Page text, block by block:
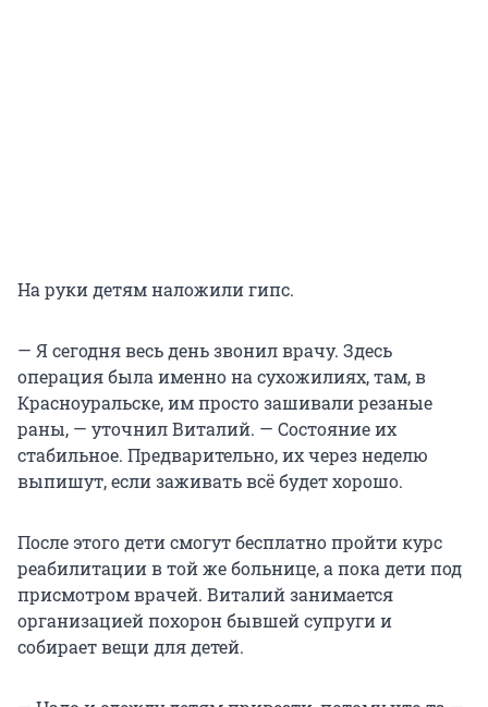
На руки детям наложили гипс.
— Я сегодня весь день звонил врачу. Здесь
операция была именно на сухожилиях, там, в
Красноуральске, им просто зашивали резаные
раны, — уточнил Виталий. — Состояние их
стабильное. Предварительно, их через неделю
выпишут, если заживать всё будет хорошо.
После этого дети смогут бесплатно пройти курс
реабилитации в той же больнице, а пока дети под
присмотром врачей. Виталий занимается
организацией похорон бывшей супруги и
собирает вещи для детей.